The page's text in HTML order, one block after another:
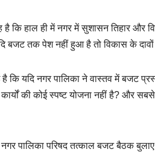
कि हाल ही में नगर में सुशासन तिहार और
तक पेश नहीं हुआ है तो विकास के दावों
कि यदि नगर पालिका ने वास्तव में बजट
कार्यों की कोई स्पष्ट योजना नहीं है? और
पालिका परिषद तत्काल बजट बैठक